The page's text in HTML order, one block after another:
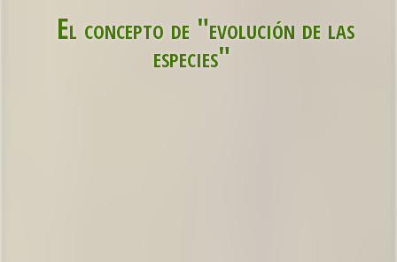
El concepto de "evolución de las
especies"